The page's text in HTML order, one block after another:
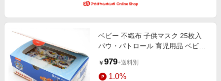
旅行・レジャー・ホテル予約
生活・お役立ち
金融・マネー・保険
デジタルコンテンツ
Apple公式サイト×楽天カード分割払い
Samsung ボーナスキャンペーン
週末の高還元 夏の長期版
ベビー 不織布 子供マスク 25枚入
パウ・パトロール 育児用品 ベビー
品
￥ 979+送料別
1.0%